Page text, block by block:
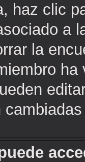
haz clic
a
la